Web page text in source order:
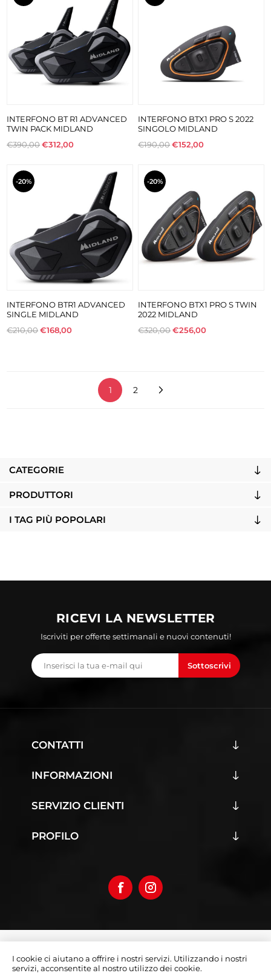
CATEGORIE
PRODUTTORI
I TAG PIÙ POPOLARI
INTERFONO BT R1 ADVANCED
TWIN PACK MIDLAND
€390,00€312,00
INTERFONO BTX1 PRO S 2022
SINGOLO MIDLAND
€190,00€152,00
-20%
INTERFONO BTR1 ADVANCED
SINGLE MIDLAND
€210,00€168,00
-20%
INTERFONO BTX1 PRO S TWIN
2022 MIDLAND
€320,00€256,00
1 2
RICEVI LA NEWSLETTER
Iscriviti per offerte settimanali e nuovi contenuti!
Sottoscrivi
CONTATTI
INFORMAZIONI
SERVIZIO CLIENTI
PROFILO
Partita Iva 03019070642
I cookie ci aiutano a offrire i nostri servizi. Utilizzando i nostri
servizi, acconsentite al nostro utilizzo dei cookie.